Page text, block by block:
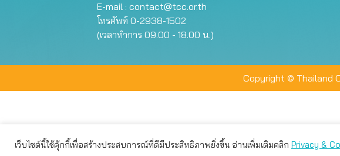
E-mail : contact@tcc.or.th
โทรศัพท์ 0-2938-1502
(เวลาทำการ 09.00 - 18.00 น.)
Copyright © Thailand
เว็บไซต์นี้ใช้คุ้กกี้เพื่อสร้างประสบการณ์ที่ดีมีประสิทธิภาพยิ่งขึ้น อ่านเพิ่มเติมคลิก Privacy &
เว็บไซต์นี้ใช้คุกกี้เพื่อมอบประสบการณ์การใช้งานที่ดีให้แก่ท่าน คุณสามารถเลือกตั้